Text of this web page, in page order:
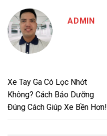
ADMIN
Xe Tay Ga Có Lọc Nhớt
Không? Cách Bảo Dưỡng
Đúng Cách Giúp Xe Bền Hơn!